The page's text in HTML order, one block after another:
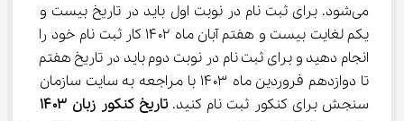
می‌شود. برای ثبت نام در نوبت اول باید در تاریخ بیست و
یکم لغایت بیست و هفتم آبان ماه ۱۴۰۲ کار ثبت نام خود را
انجام دهید و برای ثبت نام در نوبت دوم باید در تاریخ هفتم
تا دوازدهم فروردین ماه ۱۴۰۳ با مراجعه به سایت سازمان
سنجش برای کنکور ثبت نام کنید. تاریخ کنکور زبان ۱۴۰۳